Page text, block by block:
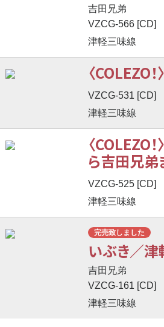
吉田兄弟
VZCG-566 [CD]
津軽三味線
〈COLEZO！〉
VZCG-531 [CD]
津軽三味線
〈COLEZO！〉
ら吉田兄弟
VZCG-525 [CD]
津軽三味線
完売致しました
いぶき／
吉田兄弟
VZCG-161 [CD]
津軽三味線